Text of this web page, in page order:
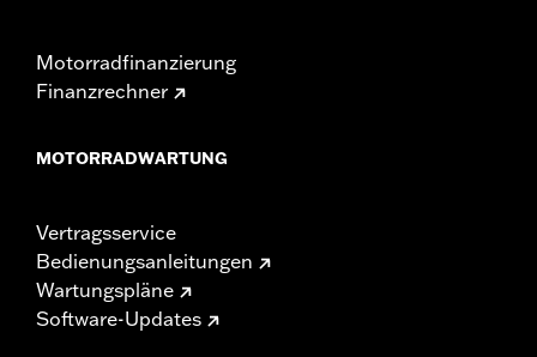
Motorradfinanzierung
Finanzrechner
MOTORRADWARTUNG
Vertragsservice
Bedienungsanleitungen
Wartungspläne
Software-Updates